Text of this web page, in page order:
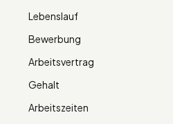
Lebenslauf
Bewerbung
Arbeitsvertrag
Gehalt
Arbeitszeiten